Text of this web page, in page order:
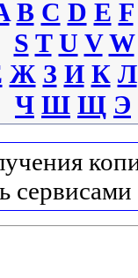
B C D E F
S T U V W
Ж З И К Л
Ч Ш Щ Э
сервисами